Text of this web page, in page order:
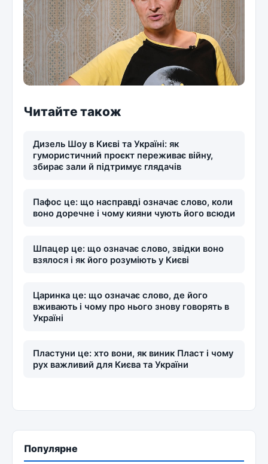
Читайте також
Дизель Шоу в Києві та Україні: як
гумористичний проєкт переживає війну,
збирає зали й підтримує глядачів
Пафос це: що насправді означає слово, коли
воно доречне і чому кияни чують його всюди
Шпацер це: що означає слово, звідки воно
взялося і як його розуміють у Києві
Царинка це: що означає слово, де його
вживають і чому про нього знову говорять в
Україні
Пластуни це: хто вони, як виник Пласт і чому
рух важливий для Києва та України
Популярне